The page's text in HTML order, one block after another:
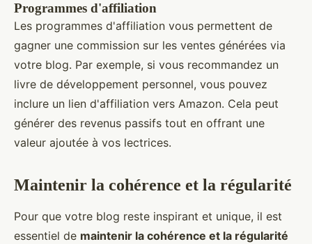
Programmes d'affiliation
Les programmes d'affiliation vous permettent de
gagner une commission sur les ventes générées via
votre blog. Par exemple, si vous recommandez un
livre de développement personnel, vous pouvez
inclure un lien d'affiliation vers Amazon. Cela peut
générer des revenus passifs tout en offrant une
valeur ajoutée à vos lectrices.
Maintenir la cohérence et la régularité
Pour que votre blog reste inspirant et unique, il est
essentiel de maintenir la cohérence et la régularité